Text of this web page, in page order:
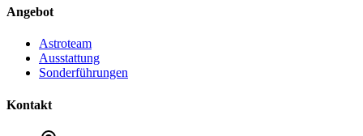
Angebot
Astroteam
Ausstattung
Sonderführungen
Kontakt